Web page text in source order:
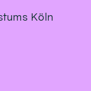
Köln